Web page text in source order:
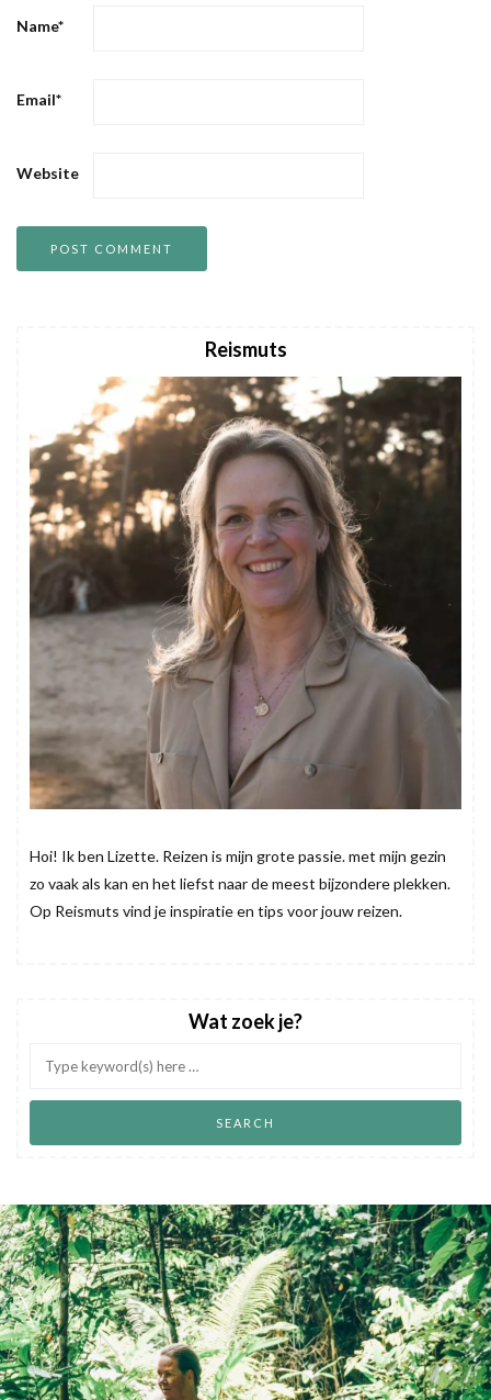
Name*
Email*
Website
Reismuts
Hoi! Ik ben Lizette. Reizen is mijn grote passie. met mijn gezin
zo vaak als kan en het liefst naar de meest bijzondere plekken.
Op Reismuts vind je inspiratie en tips voor jouw reizen.
Wat zoek je?